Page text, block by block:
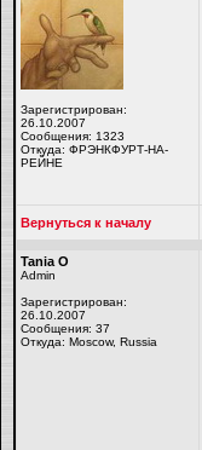
Зарегистрирован:
26.10.2007
Сообщения: 1323
Откуда: ФРЭНКФУРТ-НА-
РЕЙНЕ
Вернуться к началу
Tania O
Admin
Зарегистрирован:
26.10.2007
Сообщения: 37
Откуда: Moscow, Russia